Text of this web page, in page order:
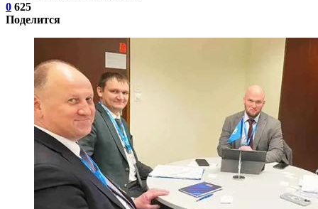
0 625
Поделится